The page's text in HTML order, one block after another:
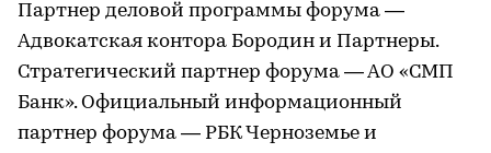
Партнер деловой программы форума —
Адвокатская контора Бородин и Партнеры.
Стратегический партнер форума — АО «СМП
Банк». Официальный информационный
партнер форума — РБК Черноземье и